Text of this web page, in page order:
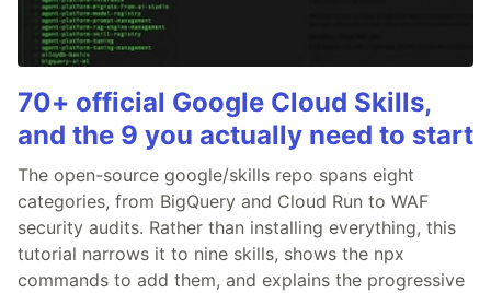
70+ official Google Cloud Skills,
and the 9 you actually need to start
The open-source google/skills repo spans eight
categories, from BigQuery and Cloud Run to WAF
security audits. Rather than installing everything, this
tutorial narrows it to nine skills, shows the npx
commands to add them, and explains the progressive